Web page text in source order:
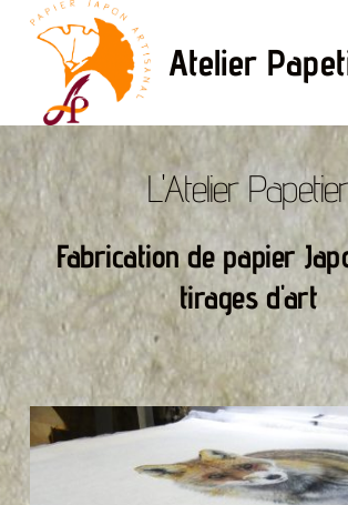
Passer
Atelier
L'Atelier Papetier
Fabrication de papier
tirages d'art